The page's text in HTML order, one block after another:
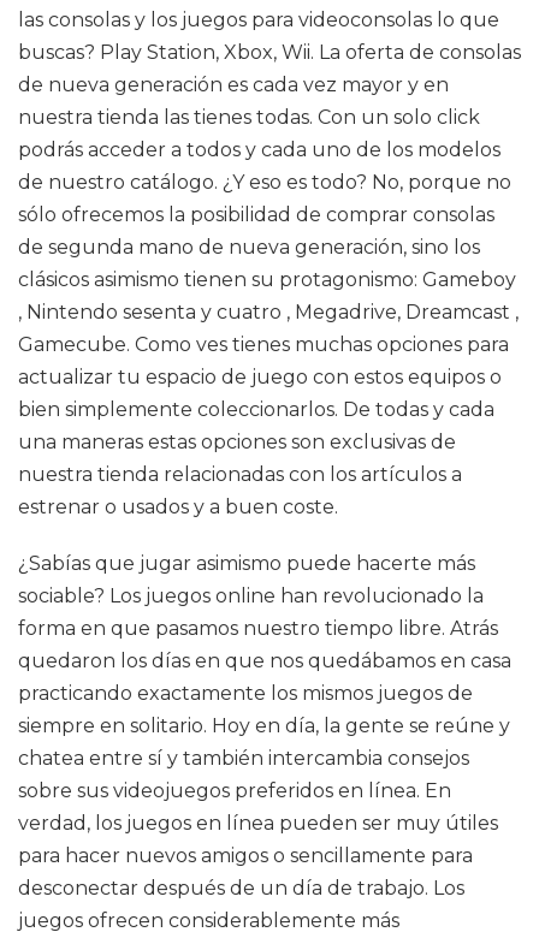
las consolas y los juegos para videoconsolas lo que
buscas? Play Station, Xbox, Wii. La oferta de consolas
de nueva generación es cada vez mayor y en
nuestra tienda las tienes todas. Con un solo click
podrás acceder a todos y cada uno de los modelos
de nuestro catálogo. ¿Y eso es todo? No, porque no
sólo ofrecemos la posibilidad de comprar consolas
de segunda mano de nueva generación, sino los
clásicos asimismo tienen su protagonismo: Gameboy
, Nintendo sesenta y cuatro , Megadrive, Dreamcast ,
Gamecube. Como ves tienes muchas opciones para
actualizar tu espacio de juego con estos equipos o
bien simplemente coleccionarlos. De todas y cada
una maneras estas opciones son exclusivas de
nuestra tienda relacionadas con los artículos a
estrenar o usados y a buen coste.
¿Sabías que jugar asimismo puede hacerte más
sociable? Los juegos online han revolucionado la
forma en que pasamos nuestro tiempo libre. Atrás
quedaron los días en que nos quedábamos en casa
practicando exactamente los mismos juegos de
siempre en solitario. Hoy en día, la gente se reúne y
chatea entre sí y también intercambia consejos
sobre sus videojuegos preferidos en línea. En
verdad, los juegos en línea pueden ser muy útiles
para hacer nuevos amigos o sencillamente para
desconectar después de un día de trabajo. Los
juegos ofrecen considerablemente más